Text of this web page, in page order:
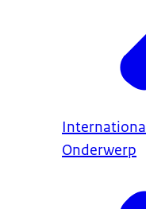
Onderwerp